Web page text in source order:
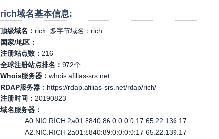
rich域名基本信息:
顶级域名： rich 多字节域名： rich
国家/地区： -
注册站点数： 216
全球注册站点排名： 972个
Whois服务器： whois.afilias-srs.net
RDAP服务器： https://rdap.afilias-srs.net/rdap/rich/
注册时间： 20190823
域名服务器：
A0.NIC.RICH 2a01:8840:86:0:0:0:0:17 65.22.136.17
A2.NIC.RICH 2a01:8840:89:0:0:0:0:17 65.22.139.17